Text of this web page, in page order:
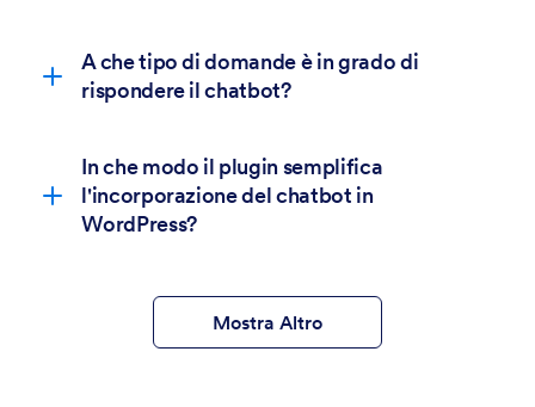
A che tipo di domande è in grado di
rispondere il chatbot?
FAQ generali
domande più complesse e specifiche per
In che modo il plugin semplifica
l'incorporazione del chatbot in
WordPress?
Mostra Altro